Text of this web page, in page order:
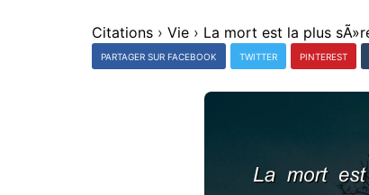
Citations › Vie ›
PARTAGER SUR FACEBOOK TWITTER PINTEREST